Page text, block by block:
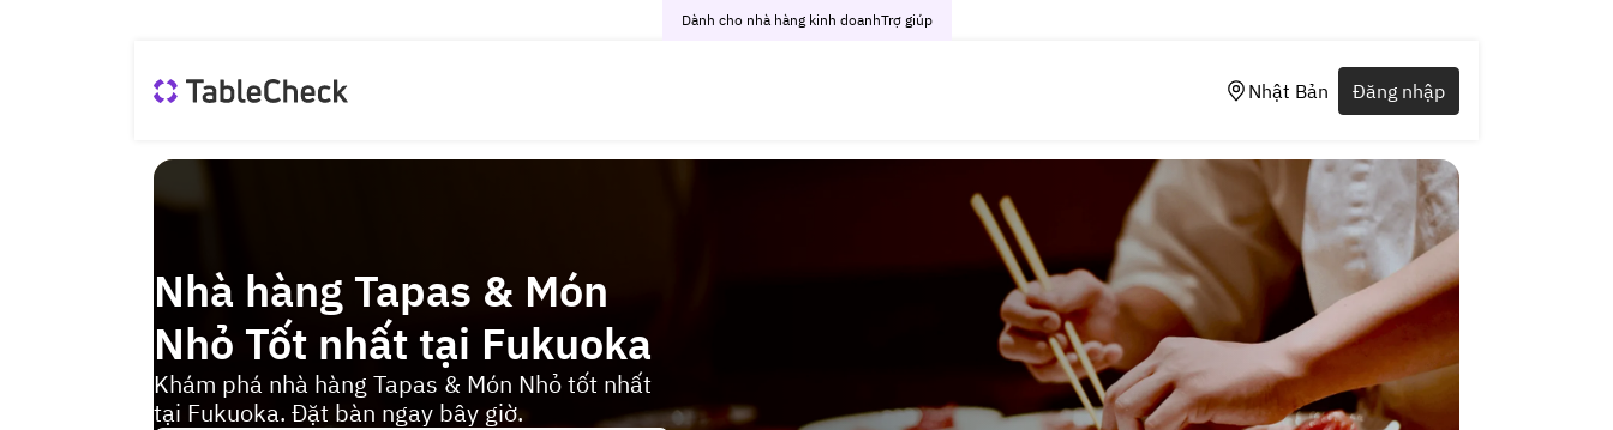
Dành cho nhà hàng kinh doanhTrợ giúp
Nhật Bản Đăng nhập
Nhà hàng Tapas & Món
Nhỏ Tốt nhất tại Fukuoka
Khám phá nhà hàng Tapas & Món Nhỏ tốt nhất
tại Fukuoka. Đặt bàn ngay bây giờ.